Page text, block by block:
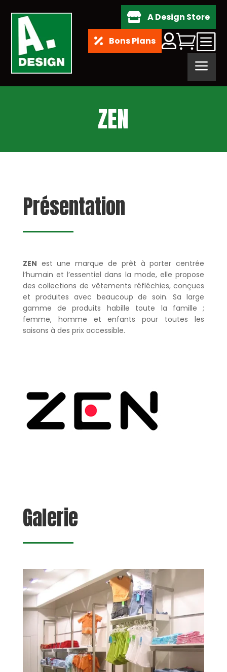
 A Design Store
 Bons Plans b
a
ZEN
Présentation
ZEN est une marque de prêt à porter centrée
l’humain et l’essentiel dans la mode, elle propose
des collections de vêtements réfléchies, conçues
et produites avec beaucoup de soin. Sa large
gamme de produits habille toute la famille ;
femme, homme et enfants pour toutes les
saisons à des prix accessible.
Galerie